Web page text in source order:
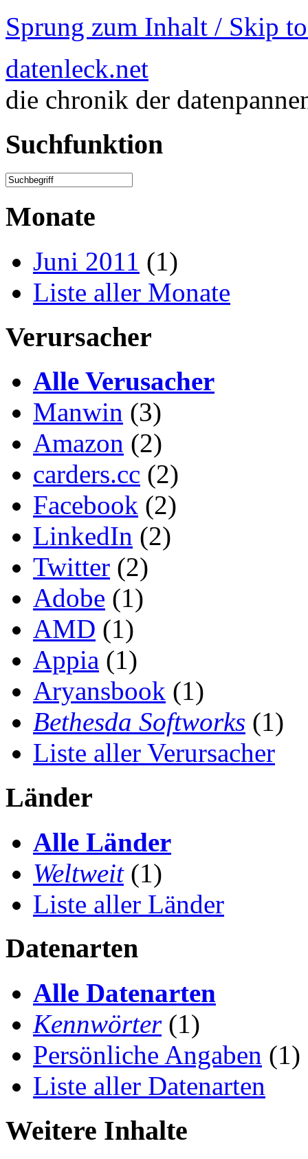
Sprung zum Inhalt / Skip
datenleck.net
die chronik der
Suchfunktion
Monate
Juni 2011 (1)
Liste aller Monate
Verursacher
Alle Verusacher
Manwin (3)
Amazon (2)
carders.cc (2)
Facebook (2)
LinkedIn (2)
Twitter (2)
Adobe (1)
AMD (1)
Appia (1)
Aryansbook (1)
Bethesda Softworks (1)
Liste aller Verursacher
Länder
Alle Länder
Weltweit(1)
Liste aller Länder
Datenarten
Alle Datenarten
Kennwörter(1)
Persönliche Angaben (1)
Liste aller Datenarten
Weitere Inhalte